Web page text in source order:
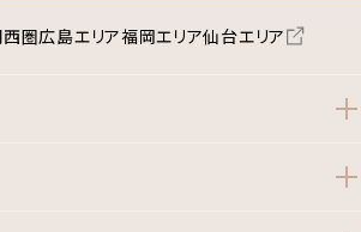
西圏広島エリア福岡エリア仙台エリア